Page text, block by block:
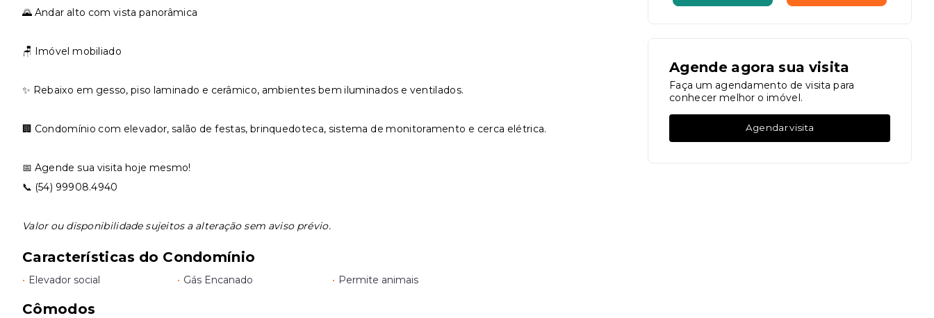
🌄 Andar alto com vista panorâmica
🪑 Imóvel mobiliado
✨ Rebaixo em gesso, piso laminado e cerâmico, ambientes bem iluminados e ventilados.
🏢 Condomínio com elevador, salão de festas, brinquedoteca, sistema de monitoramento e cerca elétrica.
📅 Agende sua visita hoje mesmo!
📞 (54) 99908.4940
Valor ou disponibilidade sujeitos a alteração sem aviso prévio.
Características do Condomínio
• Elevador social • Gás Encanado • Permite animais
Cômodos
Agende agora sua visita
Faça um agendamento de visita para
conhecer melhor o imóvel.
Agendar visita